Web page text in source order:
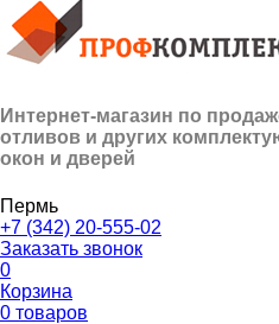
Интернет-магазин по
отливов и других
окон и дверей
Пермь
+7 (342) 20-555-02
Заказать звонок
0
Корзина
0 товаров